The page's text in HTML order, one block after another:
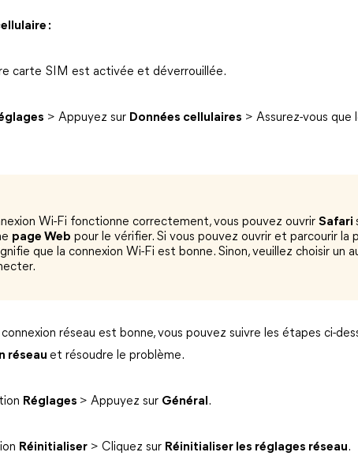
:
carte SIM est activée et déverrouillée.
> Appuyez sur Données cellulaires > Assurez-vous que
Wi-Fi fonctionne correctement, vous pouvez ouvrir Safari
page Web pour le vérifier. Si vous pouvez ouvrir et parcourir la
que la connexion Wi-Fi est bonne. Sinon, veuillez choisir un
réseau est bonne, vous pouvez suivre les étapes ci-
réseau et résoudre le problème.
Réglages > Appuyez sur Général .
Réinitialiser > Cliquez sur Réinitialiser les réglages réseau.